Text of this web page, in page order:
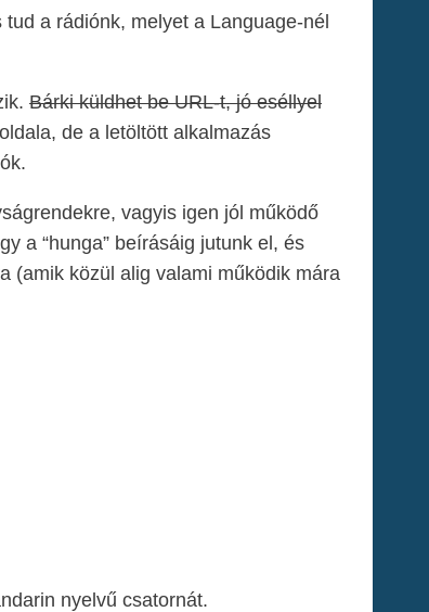
a rádiónk, melyet a Language-nél
Bárki küldhet be URL-t, jó eséllyel
de a letöltött alkalmazás
vagyis igen jól működő
a “hunga” beírásáig jutunk el, és
(amik közül alig valami működik mára
nyelvű csatornát.